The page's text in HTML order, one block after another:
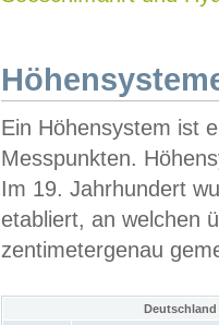
Ein Höhensystem ist
Messpunkten.
Im 19. Jahrhundert
etabliert, an welchen
zentimetergenau